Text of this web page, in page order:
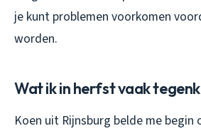
je kunt problemen voorkomen
worden.
Wat ik in herfst vaak
Koen uit Rijnsburg belde me